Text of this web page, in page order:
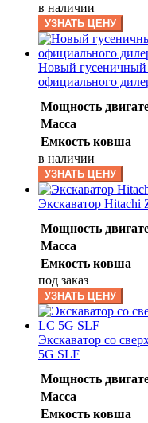
в наличии
УЗНАТЬ ЦЕНУ
Новый гусеничный
официального
Мощность
Масса
Емкость ковша
в наличии
УЗНАТЬ ЦЕНУ
Экскаватор Hitachi
Мощность
Масса
Емкость ковша
под заказ
УЗНАТЬ ЦЕНУ
Экскаватор со
5G SLF
Мощность
Масса
Емкость ковша